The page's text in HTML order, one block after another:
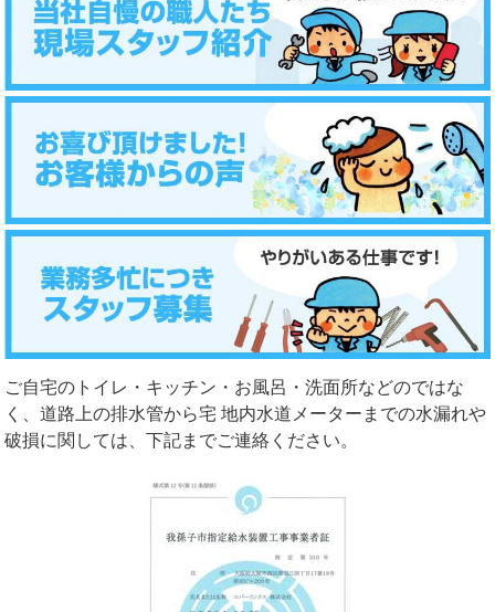
ご自宅のトイレ・キッチン・お風呂・洗面所などのではな
く、道路上の排水管から宅 地内水道メーターまでの水漏れや
破損に関しては、下記までご連絡ください。